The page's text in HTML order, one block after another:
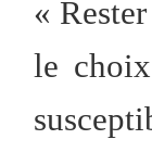
«
le